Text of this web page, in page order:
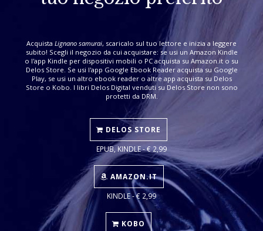
Acquista Lignano samurai, scaricalo sul tuo lettore e inizia a leggere
subito! Scegli il negozio da cui acquistare: se usi un Amazon Kindle
o l'app Kindle per dispositivi mobili o PC acquista su Amazon.it o su
Delos Store. Se usi l'app Google Ebook Reader acquista su Google
Play, se usi un altro ebook reader o altre app acquista su Delos
Store o Kobo. I libri Delos Digital venduti su Delos Store non sono
protetti da DRM.
DELOS STORE
EPUB, KINDLE - € 2,99
AMAZON.IT
KINDLE - € 2,99
KOBO